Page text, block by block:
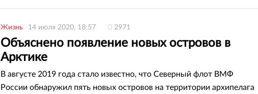
Жизнь 14 июля 2020, 18:57 2971
Объяснено появление новых островов в
Арктике
В августе 2019 года стало известно, что Северный флот ВМФ
России обнаружил пять новых островов на территории архипелага